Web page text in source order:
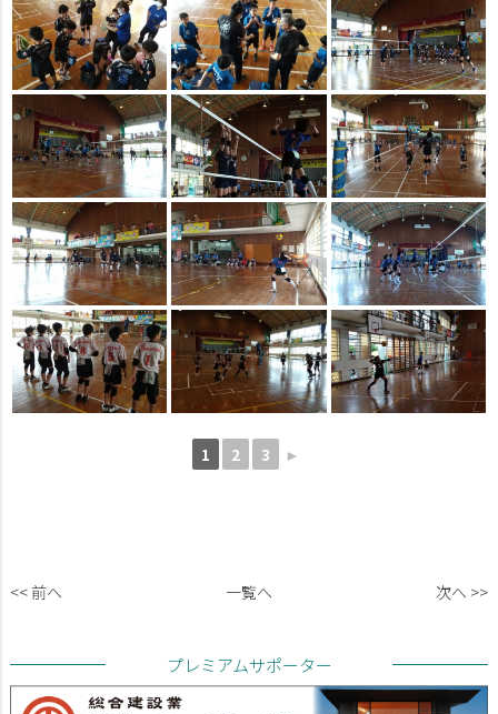
1 2 3 ►
<< 前へ 一覧へ 次へ >>
プレミアムサポーター